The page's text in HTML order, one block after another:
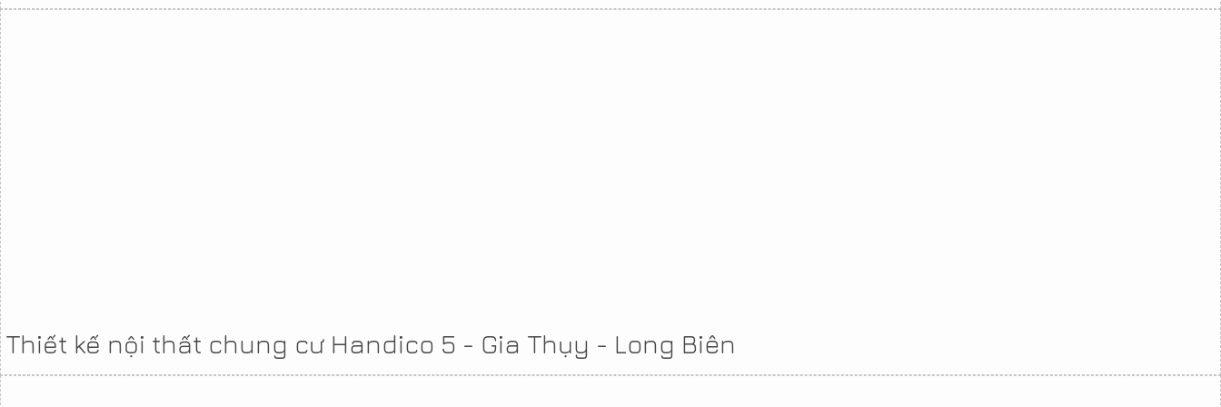
Thiết kế nội thất chung cư Handico 5 - Gia Thụy - Long Biên